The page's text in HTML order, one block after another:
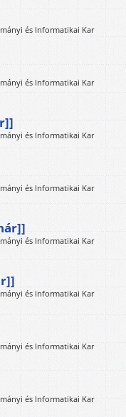
és Informatikai Kar
és Informatikai Kar
és Informatikai Kar
és Informatikai Kar
és Informatikai Kar
és Informatikai Kar
és Informatikai Kar
és Informatikai Kar